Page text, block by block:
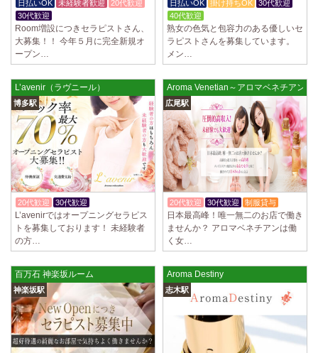
日払いOK 未経験者歓迎
20代歓迎
30代歓迎
Room増設につきセラピストさん、
大募集！！ 今年５月に完全新規オ
ープン…
日払いOK 掛け持ちOK
30代歓迎
40代歓迎
熟女の色気と包容力のある優しいセ
ラピストさんを募集しています。
メン…
L’avenir（ラヴニール）
博多駅
20代歓迎 30代歓迎
L’avenirではオープニングセラピス
トを募集しております！ 未経験者
の方…
Aroma Venetian～アロマベネチアン 広
広尾駅
20代歓迎 30代歓迎 制服貸与
日本最高峰！唯一無二のお店で働き
ませんか？ アロマベネチアンは働
く女…
百万石 神楽坂ルーム
神楽坂駅
Aroma Destiny
志木駅